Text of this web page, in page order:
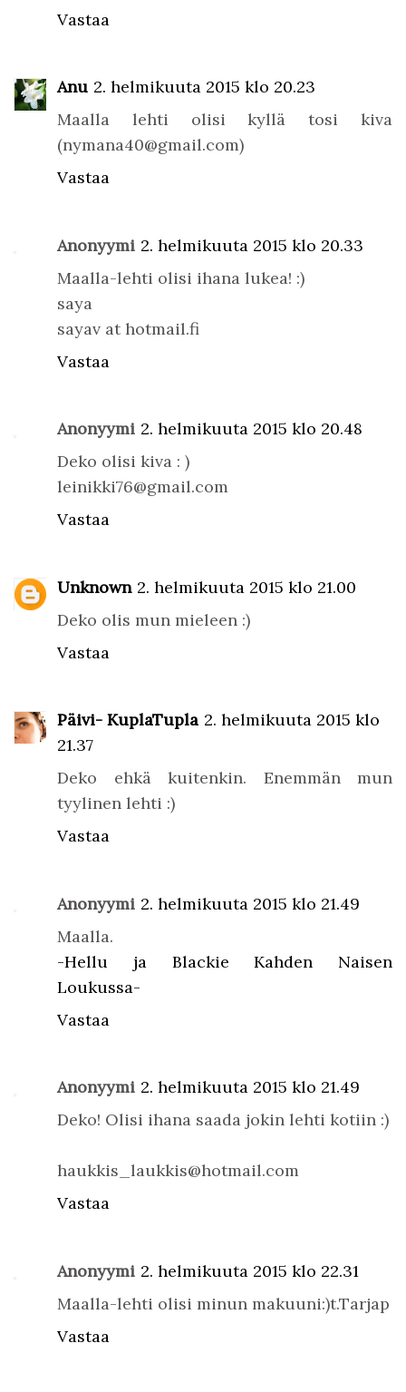
Vastaa
Anu 2. helmikuuta 2015 klo 20.23
Maalla lehti olisi kyllä tosi kiva
(nymana40@gmail.com)
Vastaa
Anonyymi 2. helmikuuta 2015 klo 20.33
Maalla-lehti olisi ihana lukea! :)
saya
sayav at hotmail.fi
Vastaa
Anonyymi 2. helmikuuta 2015 klo 20.48
Deko olisi kiva : )
leinikki76@gmail.com
Vastaa
Unknown 2. helmikuuta 2015 klo 21.00
Deko olis mun mieleen :)
Vastaa
Päivi- KuplaTupla 2. helmikuuta 2015 klo
21.37
Deko ehkä kuitenkin. Enemmän mun
tyylinen lehti :)
Vastaa
Anonyymi 2. helmikuuta 2015 klo 21.49
Maalla.
-Hellu ja Blackie Kahden Naisen
Loukussa-
Vastaa
Anonyymi 2. helmikuuta 2015 klo 21.49
Deko! Olisi ihana saada jokin lehti kotiin :)
haukkis_laukkis@hotmail.com
Vastaa
Anonyymi 2. helmikuuta 2015 klo 22.31
Maalla-lehti olisi minun makuuni:)t.Tarjap
Vastaa